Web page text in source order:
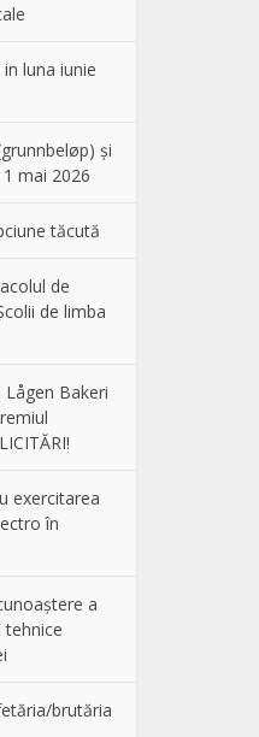
luna iunie
și
mai 2026
tăcută
de
de limba
Bakeri
exercitarea
în
a
tehnice
brutăria